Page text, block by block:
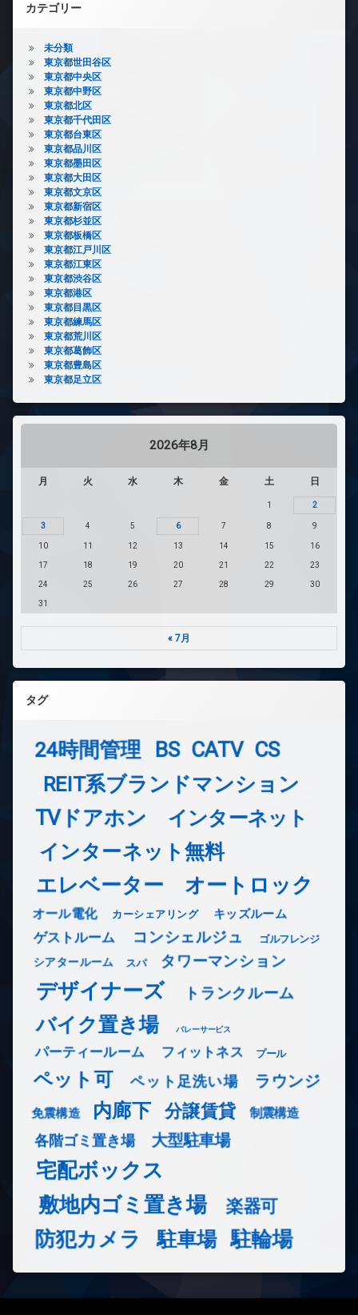
カテゴリー
未分類
東京都世田谷区
東京都中央区
東京都中野区
東京都北区
東京都千代田区
東京都台東区
東京都品川区
東京都墨田区
東京都大田区
東京都文京区
東京都新宿区
東京都杉並区
東京都板橋区
東京都江戸川区
東京都江東区
東京都渋谷区
東京都港区
東京都目黒区
東京都練馬区
東京都荒川区
東京都葛飾区
東京都豊島区
東京都足立区
2026年8月
月 火 水 木 金 土 日
1 2
3 4 5 6 7 8 9
10 11 12 13 14 15 16
17 18 19 20 21 22 23
24 25 26 27 28 29 30
31
« 7月
タグ
24時間管理 BS CATV CS
REIT系ブランドマンション
TVドアホン インターネット
インターネット無料
エレベーター オートロック
オール電化 カーシェアリング キッズルーム
ゲストルーム コンシェルジュ ゴルフレンジ
シアタールーム スパ タワーマンション
デザイナーズ トランクルーム
バイク置き場 バレーサービス
パーティールーム フィットネス プール
ペット可 ペット足洗い場 ラウンジ
免震構造 内廊下 分譲賃貸 制震構造
各階ゴミ置き場 大型駐車場
宅配ボックス
敷地内ゴミ置き場
楽器可
防犯カメラ 駐車場 駐輪場